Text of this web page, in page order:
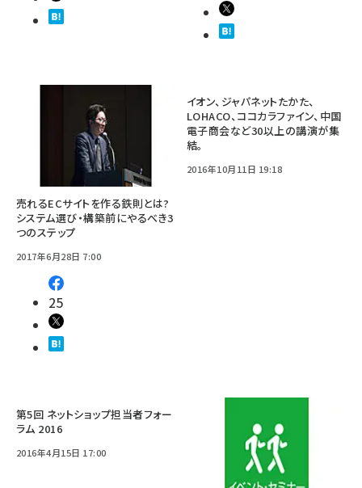
売れるECサイトを作る鉄則とは?
システム選び・構築前にやるべき3
つのステップ
2017年6月28日 7:00
25
イオン、ジャパネットたかた、
LOHACO、ココカラファイン、中国
電子商会など30以上の講演が集
結。
2016年10月11日 19:18
第5回 ネットショップ担当者フォー
ラム 2016
2016年4月15日 17:00